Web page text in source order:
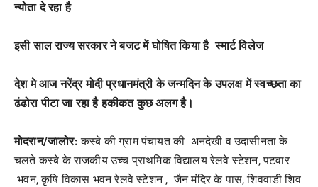
न्योता दे रहा है
इसी साल राज्य सरकार ने बजट में घोषित किया है स्मार्ट विलेज
देश मे आज नरेंद्र मोदी प्रधानमंत्री के जन्मदिन के उपलक्ष में स्वच्छता का
ढंढोरा पीटा जा रहा है हकीकत कुछ अलग है।
मोदरान/जालोर:कस्बे की ग्राम पंचायत की अनदेखी व उदासीनता के
चलते कस्बे के राजकीय उच्च प्राथमिक विद्यालय रेलवे स्टेशन, पटवार
भवन, कृषि विकास भवन रेलवे स्टेशन , जैन मंदिर के पास, शिववाडी शिव